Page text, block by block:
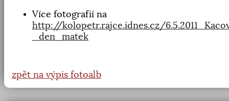
Více fotografií na
http://kolopetr.rajce.idnes.cz/
_den_matek
zpět na výpis fotoalb